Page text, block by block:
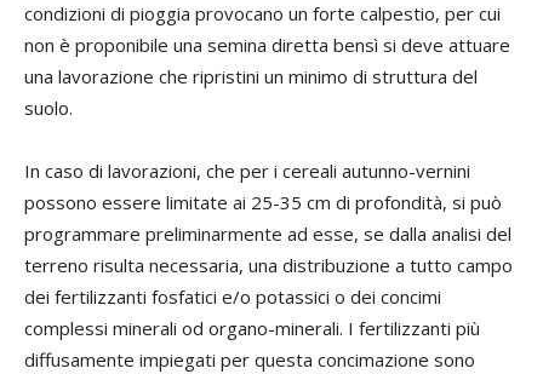
condizioni di pioggia provocano un forte calpestio, per cui
non è proponibile una semina diretta bensì si deve attuare
una lavorazione che ripristini un minimo di struttura del
suolo.
In caso di lavorazioni, che per i cereali autunno-vernini
possono essere limitate ai 25-35 cm di profondità, si può
programmare preliminarmente ad esse, se dalla analisi del
terreno risulta necessaria, una distribuzione a tutto campo
dei fertilizzanti fosfatici e/o potassici o dei concimi
complessi minerali od organo-minerali. I fertilizzanti più
diffusamente impiegati per questa concimazione sono